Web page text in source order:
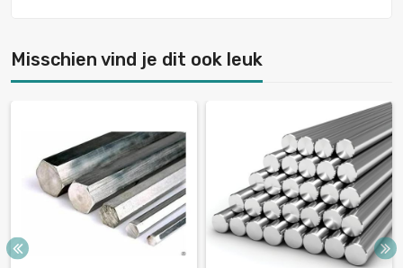
Misschien vind je dit ook leuk